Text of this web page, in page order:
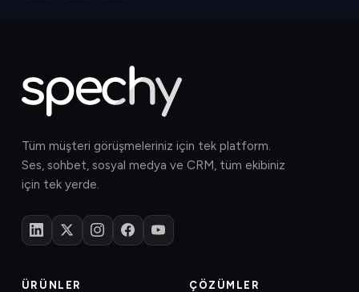
Tüm müşteri görüşmeleriniz için tek platform.
Ses, sohbet, sosyal medya ve CRM, tüm ekibiniz
için tek yerde.
ÜRÜNLER ÇÖZÜMLER